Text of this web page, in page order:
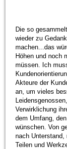
Die so
wieder zu
machen...das
Höhen und noch
müssen. Ich
Akteure der
an, um vieles
Verwirklichung
dem Umfang,
wünschen. Von
nach Unterstand,
Teilen und